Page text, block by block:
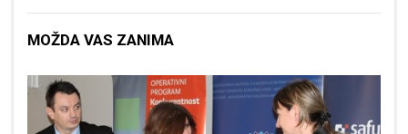
MOŽDA VAS ZANIMA